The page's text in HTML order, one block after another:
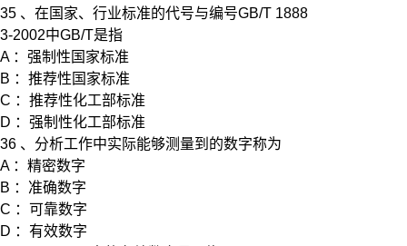
35 、在国家、行业标准的代号与编号GB/T 1888
3-2002中GB/T是指
A ：强制性国家标准
B ：推荐性国家标准
C ：推荐性化工部标准
D ：强制性化工部标准
36 、分析工作中实际能够测量到的数字称为
A ：精密数字
B ：准确数字
C ：可靠数字
D ：有效数字